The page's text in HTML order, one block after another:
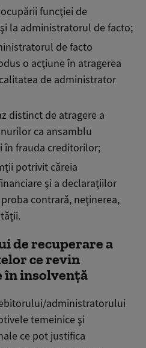
funcţiei de
la administratorul de facto;
de facto
o acţiune în atragerea
de administrator
distinct de atragere a
ca ansamblu
în frauda creditorilor;
potrivit căreia
şi a declaraţiilor
contrară, neţinerea,
de recuperare a
ce revin
insolvenţă
administratorului
temeinice şi
ce pot justifica